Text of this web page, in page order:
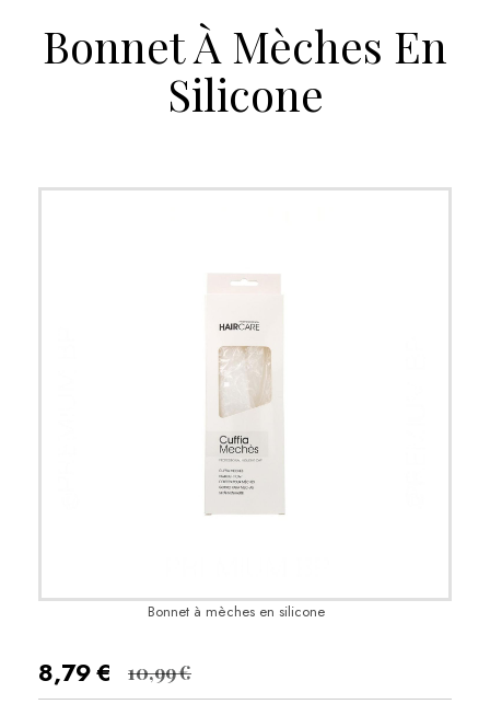
Bonnet À Mèches En
Silicone
Bonnet à mèches en silicone
8,79€ 10,99€